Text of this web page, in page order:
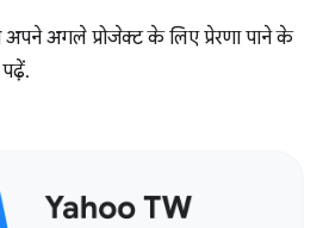
अगले प्रोजेक्ट के लिए प्रेरणा पाने के